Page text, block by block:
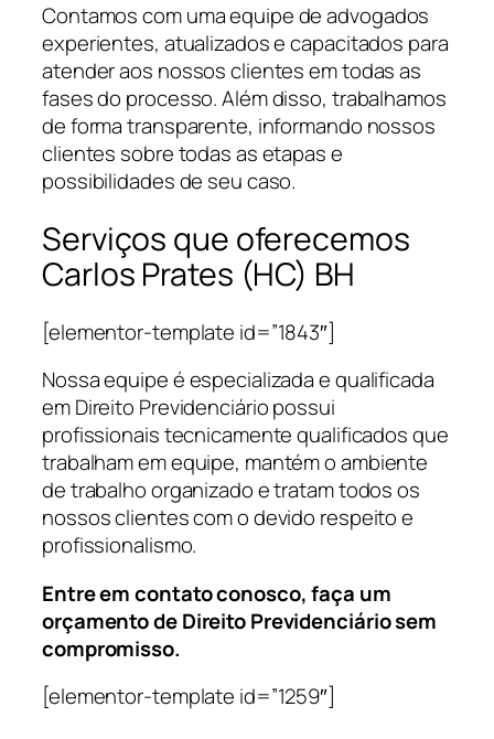
Contamos com uma equipe de advogados
experientes, atualizados e capacitados para
atender aos nossos clientes em todas as
fases do processo. Além disso, trabalhamos
de forma transparente, informando nossos
clientes sobre todas as etapas e
possibilidades de seu caso.
Serviços que oferecemos
Carlos Prates (HC) BH
[elementor-template id=”1843″]
Nossa equipe é especializada e qualificada
em Direito Previdenciário possui
profissionais tecnicamente qualificados que
trabalham em equipe, mantém o ambiente
de trabalho organizado e tratam todos os
nossos clientes com o devido respeito e
profissionalismo.
Entre em contato conosco, faça um
orçamento de Direito Previdenciário sem
compromisso.
[elementor-template id=”1259″]